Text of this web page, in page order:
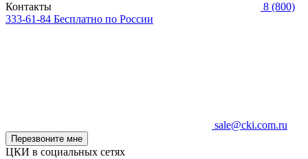
Контакты
8 (800)
333-61-84 Бесплатно по России
sale@cki.com.ru
Перезвоните мне
ЦКИ в социальных сетях